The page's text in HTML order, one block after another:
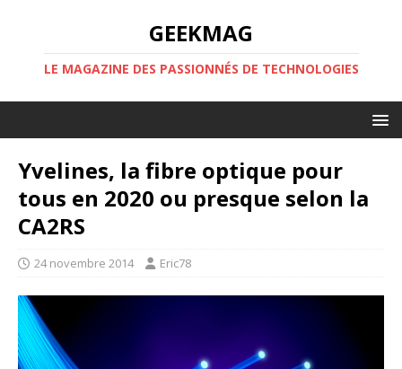
GEEKMAG
LE MAGAZINE DES PASSIONNÉS DE TECHNOLOGIES
Yvelines, la fibre optique pour
tous en 2020 ou presque selon la
CA2RS
24 novembre 2014 Eric78